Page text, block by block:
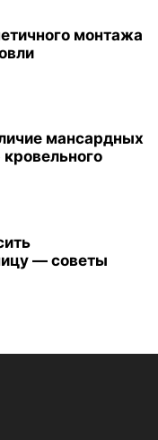
монтажа
мансардных
— советы